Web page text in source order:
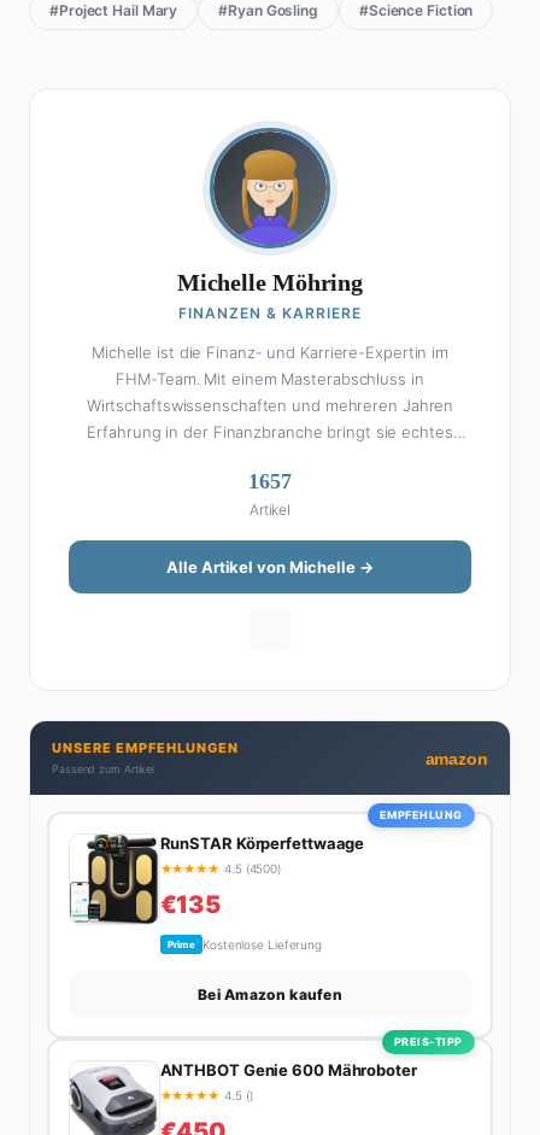
#Project Hail Mary #Ryan Gosling #Science Fiction
Michelle Möhring
FINANZEN & KARRIERE
Michelle ist die Finanz- und Karriere-Expertin im
FHM-Team. Mit einem Masterabschluss in
Wirtschaftswissenschaften und mehreren Jahren
Erfahrung in der Finanzbranche bringt sie echtes
Michelle klingt Altersvorsorge nicht wie eine
Steuererklärung. Ihre Stärke liegt darin, komplexe
Finanzthemen so aufzubereiten, dass sie jeder
versteht – ohne Fachchinesisch, dafür mit konkreten
Tipps zum Umsetzen. Von ETF-Strategien über
Privatleben unter einen Hut bekommt. Privat ist sie
bekennende Kaffee-Süchtige (3+ Tassen am Tag,
Minimum), Podcast-Hörerin und verbringt ihre
Wochenenden am liebsten in der Natur oder auf dem
1657
Artikel
Alle Artikel von Michelle →
UNSERE EMPFEHLUNGEN
Passend zum Artikel
amazon
EMPFEHLUNG
RunSTAR Körperfettwaage
★★★★★ 4.5 (4500)
€135
Prime Kostenlose Lieferung
Bei Amazon kaufen
PREIS-TIPP
ANTHBOT Genie 600 Mähroboter
★★★★★ 4.5 ()